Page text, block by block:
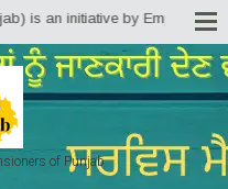
is an initiative by Employees/
of Punjab